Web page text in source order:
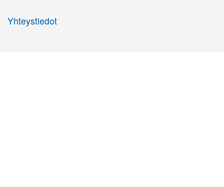
Yhteystiedot